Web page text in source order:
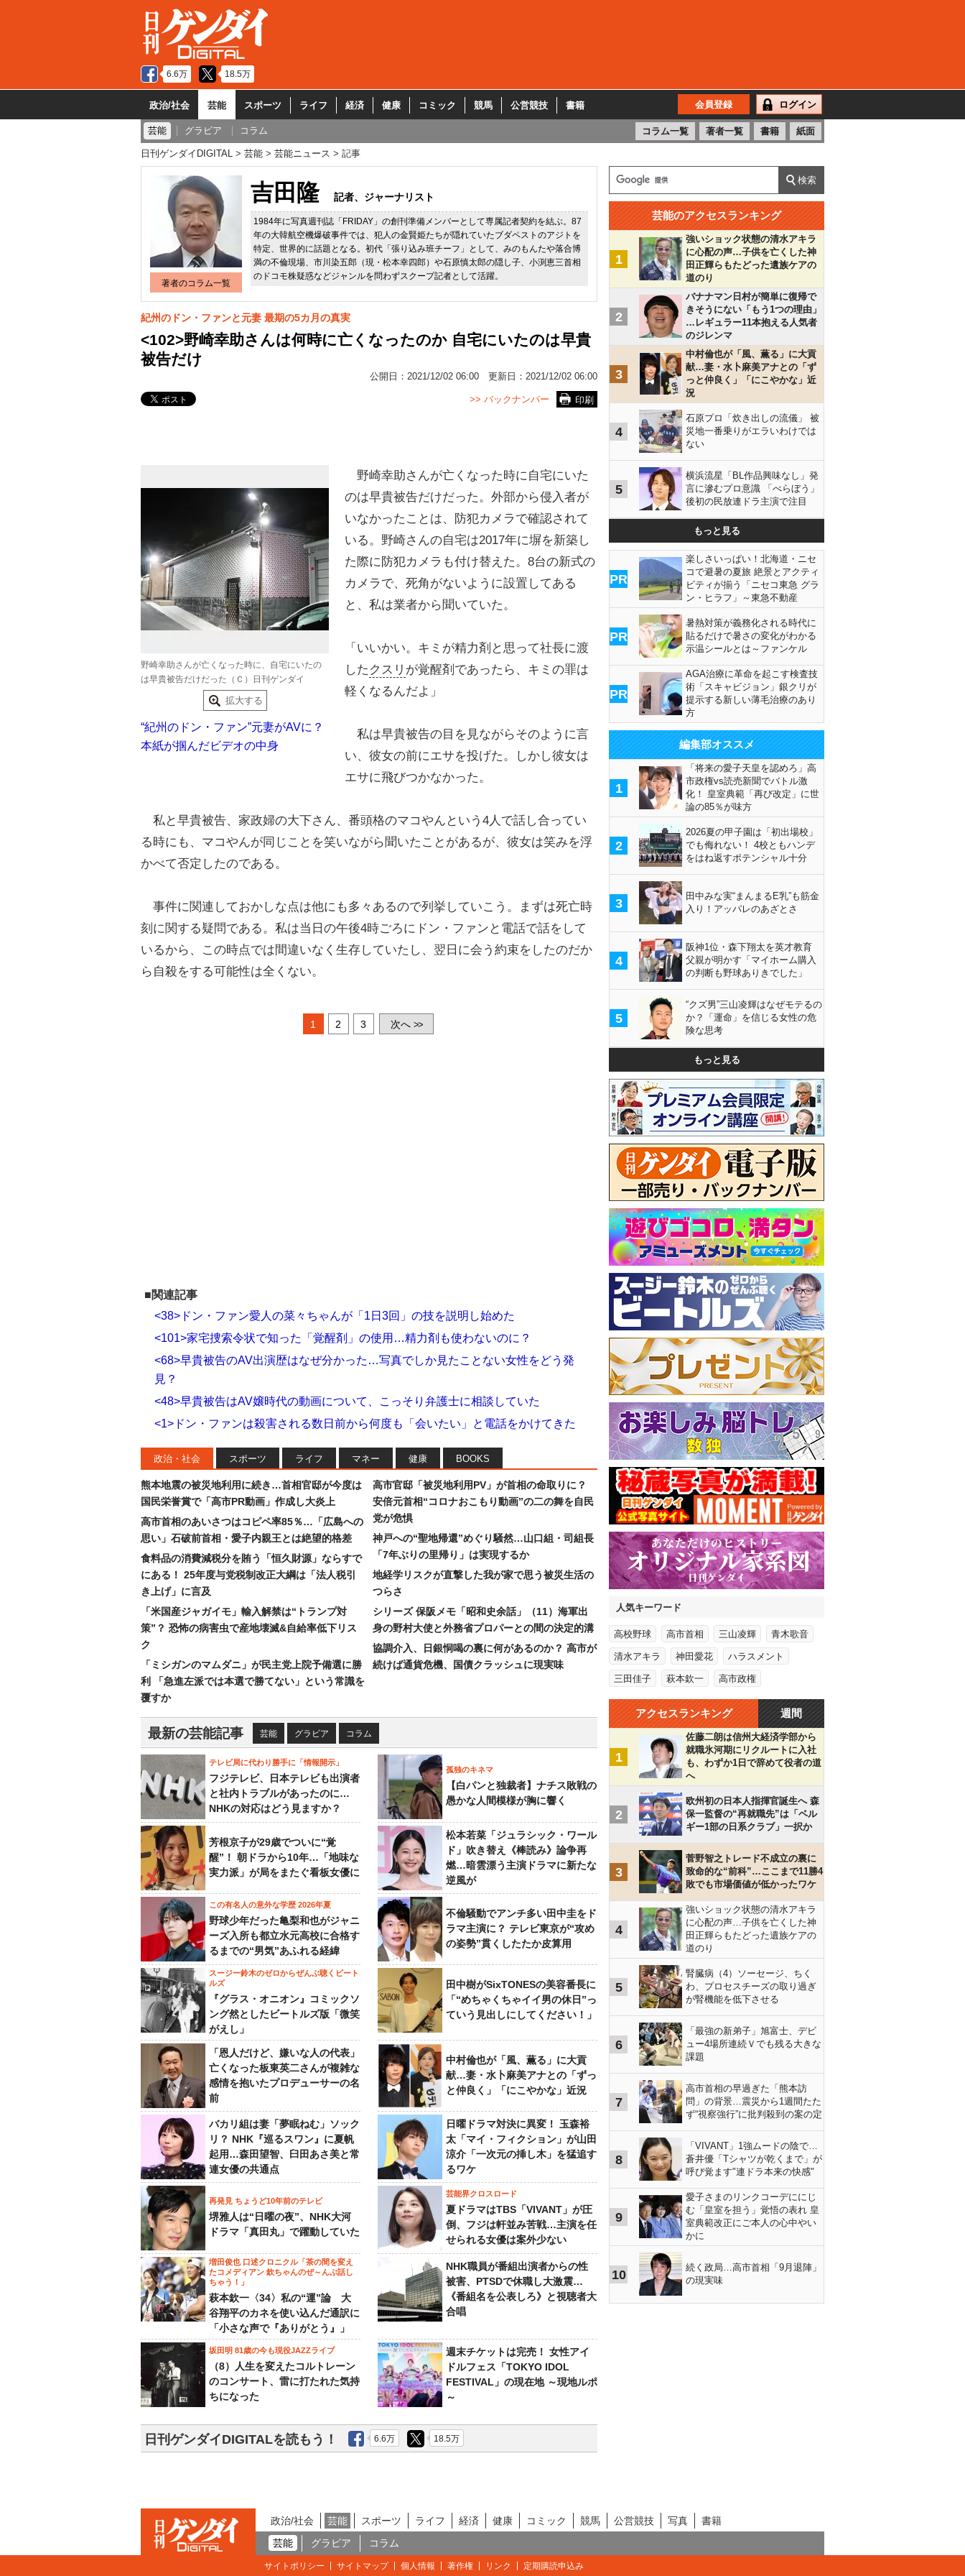
6.6万 18.5万
政治/社会 芸能 スポーツ ライフ 経済 健康 コミック 競馬 公営競技 書籍 会員登録 ログイン
芸能 グラビア コラム コラム一覧 著者一覧 書籍 紙面
日刊ゲンダイDIGITAL 芸能 芸能ニュース 記事
著者のコラム一覧
吉田隆 記者、ジャーナリスト
1984年に写真週刊誌「FRIDAY」の創刊準備メンバーとして専属記者契約を結ぶ。87
年の大韓航空機爆破事件では、犯人の金賢姫たちが隠れていたブダペストのアジトを
特定、世界的に話題となる。初代「張り込み班チーフ」として、みのもんたや落合博
満の不倫現場、市川染五郎（現・松本幸四郎）や石原慎太郎の隠し子、小渕恵三首相
のドコモ株疑惑などジャンルを問わずスクープ記者として活躍。
紀州のドン・ファンと元妻 最期の5カ月の真実
<102>野崎幸助さんは何時に亡くなったのか 自宅にいたのは早貴
被告だけ
公開日： 2021/12/02 06:00 更新日： 2021/12/02 06:00
印刷
>> バックナンバー
野崎幸助さんが亡くなった時に、自宅にいたの
は早貴被告だけだった（Ｃ）日刊ゲンダイ
拡大する
“紀州のドン・ファン”元妻がAVに？
本紙が掴んだビデオの中身
野崎幸助さんが亡くなった時に自宅にいた
のは早貴被告だけだった。外部から侵入者が
いなかったことは、防犯カメラで確認されて
いる。野崎さんの自宅は2017年に塀を新築し
た際に防犯カメラも付け替えた。8台の新式の
カメラで、死角がないように設置してある
と、私は業者から聞いていた。
「いいかい。キミが精力剤と思って社長に渡
した クスリ が覚醒剤であったら、キミの罪は
軽くなるんだよ」
私は早貴被告の目を見ながらそのように言
い、彼女の前にエサを投げた。しかし彼女は
エサに飛びつかなかった。
私と早貴被告、家政婦の大下さん、番頭格のマコやんという4人で話し合ってい
る時にも、マコやんが同じことを笑いながら聞いたことがあるが、彼女は笑みを浮
かべて否定したのである。
事件に関連しておかしな点は他にも多々あるので列挙していこう。まずは死亡時
刻に関する疑問である。私は当日の午後4時ごろにドン・ファンと電話で話をして
いるから、この時点では間違いなく生存していたし、翌日に会う約束をしたのだか
ら自殺をする可能性は全くない。
1 2 3 次へ >>
■関連記事
<38>ドン・ファン愛人の菜々ちゃんが「1日3回」の技を説明し始めた
<101>家宅捜索令状で知った「覚醒剤」の使用…精力剤も使わないのに？
<68>早貴被告のAV出演歴はなぜ分かった…写真でしか見たことない女性をどう発
見？
<48>早貴被告はAV嬢時代の動画について、こっそり弁護士に相談していた
<1>ドン・ファンは殺害される数日前から何度も「会いたい」と電話をかけてきた
政治・社会 スポーツ ライフ マネー 健康 BOOKS
熊本地震の被災地利用に続き…首相官邸が今度は
国民栄誉賞で「高市PR動画」作成し大炎上
高市首相のあいさつはコピペ率85％…「広島への
思い」石破前首相・愛子内親王とは絶望的格差
食料品の消費減税分を賄う「恒久財源」ならすで
にある！ 25年度与党税制改正大綱は「法人税引
き上げ」に言及
「米国産ジャガイモ」輸入解禁は“トランプ対
策”？ 恐怖の病害虫で産地壊滅&自給率低下リス
ク
「ミシガンのマムダニ」が民主党上院予備選に勝
利 「急進左派では本選で勝てない」という常識を
覆すか
高市官邸「被災地利用PV」が首相の命取りに？
安倍元首相“コロナおこもり動画”の二の舞を自民
党が危惧
神戸への“聖地帰還”めぐり騒然…山口組・司組長
「7年ぶりの里帰り」は実現するか
地経学リスクが直撃した我が家で思う被災生活の
つらさ
シリーズ 保阪メモ「昭和史余話」（11）海軍出
身の野村大使と外務省プロパーとの間の決定的溝
協調介入、日銀恫喝の裏に何があるのか？ 高市が
続けば通貨危機、国債クラッシュに現実味
最新の芸能記事 芸能 グラビア コラム
テレビ局に代わり勝手に「情報開示」
フジテレビ、日本テレビも出演者
と社内トラブルがあったのに…
NHKの対応はどう見ますか？
孤独のキネマ
【白パンと独裁者】ナチス敗戦の
愚かな人間模様が胸に響く
芳根京子が29歳でついに“覚
醒”！ 朝ドラから10年…「地味な
実力派」が局をまたぐ看板女優に
松本若菜「ジュラシック・ワール
ド」吹き替え《棒読み》論争再
燃…暗雲漂う主演ドラマに新たな
逆風が
この有名人の意外な学歴 2026年夏
野球少年だった亀梨和也がジャニ
ーズ入所も都立水元高校に合格す
るまでの“男気”あふれる経緯
不倫騒動でアンチ多い田中圭をド
ラマ主演に？ テレビ東京が“攻め
の姿勢”貫くしたたか皮算用
スージー鈴木のゼロからぜんぶ聴くビート
ルズ
『グラス・オニオン』コミックソ
ング然としたビートルズ版「微笑
がえし」
田中樹がSixTONESの美容番長に
「“めちゃくちゃイイ男の休日”っ
ていう見出しにしてください！」
「恩人だけど、嫌いな人の代表」
亡くなった板東英二さんが複雑な
感情を抱いたプロデューサーの名
前
中村倫也が「風、薫る」に大貢
献…妻・水卜麻美アナとの「ずっ
と仲良く」「にこやかな」近況
バカリ組は妻「夢眠ねむ」ソック
リ？ NHK『巡るスワン』に夏帆
起用…森田望智、臼田あさ美と常
連女優の共通点
日曜ドラマ対決に異変！ 玉森裕
太「マイ・フィクション」が山田
涼介「一次元の挿し木」を猛追す
るワケ
再発見 ちょうど10年前のテレビ
堺雅人は“日曜の夜”、NHK大河
ドラマ「真田丸」で躍動していた
芸能界クロスロード
夏ドラマはTBS「VIVANT」が圧
倒、フジは軒並み苦戦…主演を任
せられる女優は案外少ない
増田俊也 口述クロニクル「茶の間を変え
たコメディアン 欽ちゃんのぜ～んぶ話し
ちゃう！」
萩本欽一〈34〉私の“運”論 大
谷翔平のカネを使い込んだ通訳に
「小さな声で『ありがとう』」
NHK職員が番組出演者からの性
被害、PTSDで休職し大激震…
《番組名を公表しろ》と視聴者大
合唱
坂田明 81歳の今も現役JAZZライブ
（8）人生を変えたコルトレーン
のコンサート、雷に打たれた気持
ちになった
週末チケットは完売！ 女性アイ
ドルフェス「TOKYO IDOL
FESTIVAL」の現在地 ～現地ルポ
～
日刊ゲンダイDIGITALを読もう！ 6.6万 18.5万
芸能のアクセスランキング
1
強いショック状態の清水アキラ
に心配の声…子供を亡くした神
田正輝らもたどった遺族ケアの
道のり
2
バナナマン日村が簡単に復帰で
きそうにない「もう1つの理由」
…レギュラー11本抱える人気者
のジレンマ
3
中村倫也が「風、薫る」に大貢
献…妻・水卜麻美アナとの「ず
っと仲良く」「にこやかな」近
況
4
石原プロ「炊き出しの流儀」 被
災地一番乗りがエラいわけでは
ない
5
横浜流星「BL作品興味なし」発
言に滲むプロ意識 「べらぼう」
後初の民放連ドラ主演で注目
もっと見る
PR
楽しさいっぱい！北海道・ニセ
コで避暑の夏旅 絶景とアクティ
ビティが揃う「ニセコ東急 グラ
ン・ヒラフ」～東急不動産
PR
暑熱対策が義務化される時代に
貼るだけで暑さの変化がわかる
示温シールとは～ファンケル
PR
AGA治療に革命を起こす検査技
術「スキャビジョン」銀クリが
提示する新しい薄毛治療のあり
方
編集部オススメ
1
「将来の愛子天皇を認めろ」高
市政権vs読売新聞でバトル激
化！ 皇室典範「再び改定」に世
論の85％が味方
2
2026夏の甲子園は「初出場校」
でも侮れない！ 4校ともハンデ
をはね返すポテンシャル十分
3
田中みな実“まんまるE乳”も筋金
入り！アッパレのあざとさ
4
阪神1位・森下翔太を英才教育
父親が明かす「マイホーム購入
の判断も野球ありきでした」
5
“クズ男”三山凌輝はなぜモテるの
か？「運命」を信じる女性の危
険な思考
もっと見る
人気キーワード
高校野球 高市首相 三山凌輝 青木歌音
清水アキラ 神田愛花 ハラスメント
三田佳子 萩本欽一 高市政権
アクセスランキング 週間
1
佐藤二朗は信州大経済学部から
就職氷河期にリクルートに入社
も、わずか1日で辞めて役者の道
へ
2
欧州初の日本人指揮官誕生へ 森
保一監督の“再就職先”は「ベル
ギー1部の日系クラブ」一択か
3
菅野智之トレード不成立の裏に
致命的な“前科”…ここまで11勝4
敗でも市場価値が低かったワケ
4
強いショック状態の清水アキラ
に心配の声…子供を亡くした神
田正輝らもたどった遺族ケアの
道のり
5
腎臓病（4）ソーセージ、ちく
わ、プロセスチーズの取り過ぎ
が腎機能を低下させる
6
「最強の新弟子」旭富士、デビ
ュー4場所連続Ｖでも残る大きな
課題
7
高市首相の早過ぎた「熊本訪
問」の背景…震災から1週間たた
ず“視察強行”に批判殺到の案の定
8
「VIVANT」1強ムードの陰で…
蒼井優「Tシャツが乾くまで」が
呼び覚ます"連ドラ本来の快感"
9
愛子さまのリンクコーデににじ
む「皇室を担う」覚悟の表れ 皇
室典範改正にご本人の心中やい
かに
10
続く政局…高市首相「9月退陣」
の現実味
政治/社会 芸能 スポーツ ライフ 経済 健康 コミック 競馬 公営競技 写真
書籍
芸能
グラビア コラム
サイトポリシー サイトマップ 個人情報 著作権 リンク 定期購読申込み